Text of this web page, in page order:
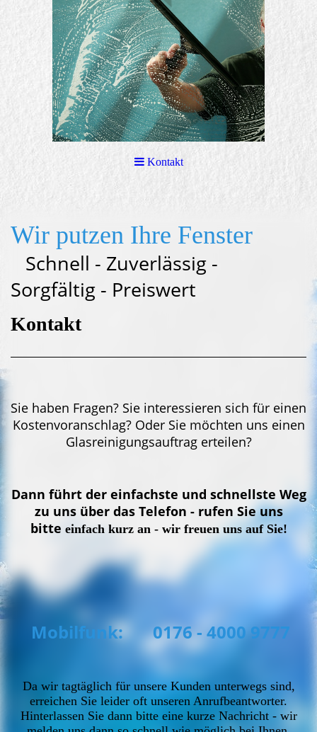
Kontakt
Wir putzen Ihre Fenster
Schnell - Zuverlässig -
Sorgfältig - Preiswert
Kontakt
Sie haben Fragen? Sie interessieren sich für einen
Kostenvoranschlag? Oder Sie möchten uns einen
Glasreinigungsauftrag erteilen?
Dann führt der einfachste und schnellste Weg
zu uns über das Telefon - rufen Sie uns
bitte einfach kurz an - wir freuen uns auf Sie!
Mobilfunk: 0176 - 4000 9777
Da wir tagtäglich für unsere Kunden unterwegs sind,
erreichen Sie leider oft unseren Anrufbeantworter.
Hinterlassen Sie dann bitte eine kurze Nachricht - wir